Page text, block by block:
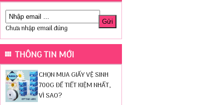
Chưa nhập email đúng
THÔNG TIN MỚI
CHỌN MUA GIẤY VỆ SINH
700G ĐỂ TIẾT KIỆM NHẤT,
VÌ SAO?